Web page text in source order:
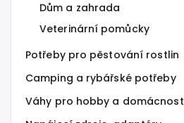
Dům a zahrada
Veterinární pomůcky
Potřeby pro pěstování rostlin
Camping a rybářské potřeby
Váhy pro hobby a domácnost